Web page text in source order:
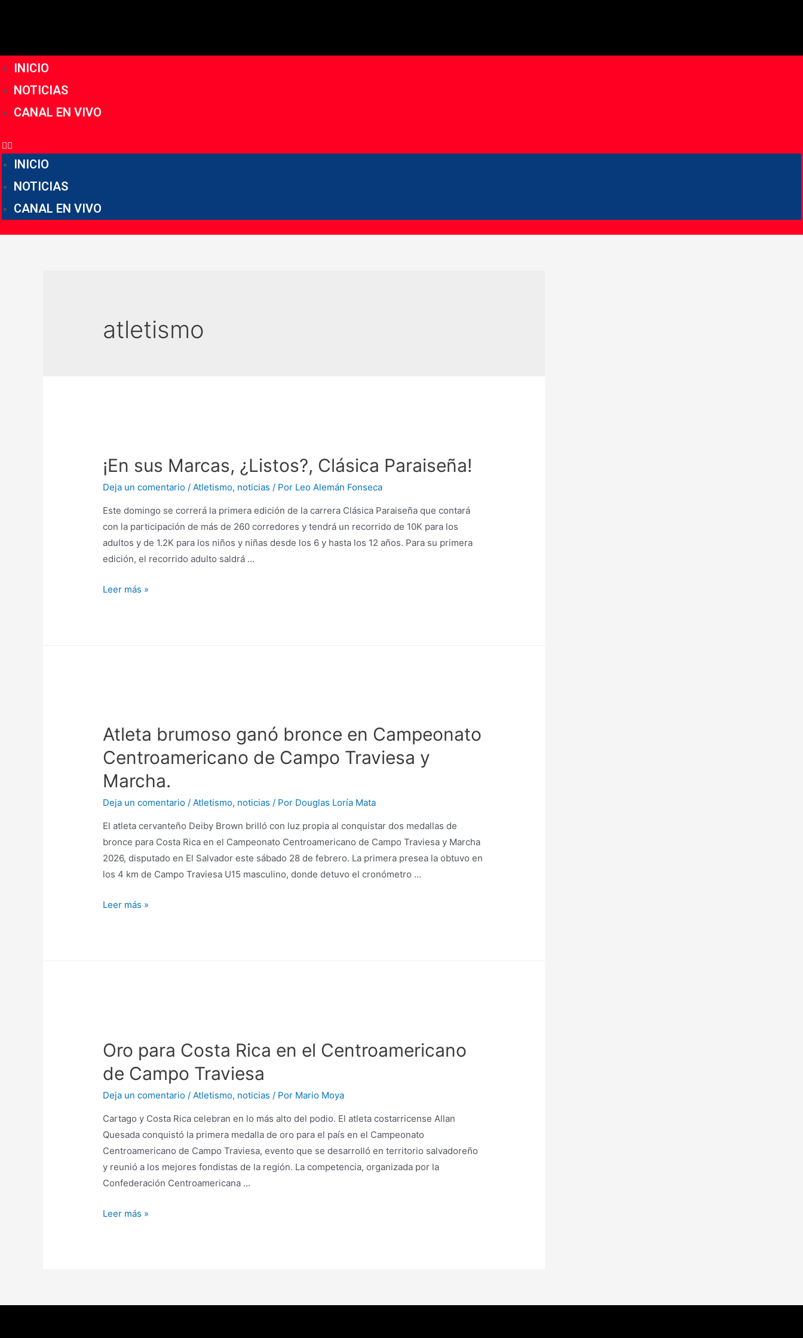
INICIO
NOTICIAS
CANAL EN VIVO
INICIO
NOTICIAS
CANAL EN VIVO
atletismo
¡En sus Marcas, ¿Listos?, Clásica Paraiseña!
Deja un comentario / Atletismo, noticias / Por Leo Alemán Fonseca
Este domingo se correrá la primera edición de la carrera Clásica Paraiseña que contará
con la participación de más de 260 corredores y tendrá un recorrido de 10K para los
adultos y de 1.2K para los niños y niñas desde los 6 y hasta los 12 años. Para su primera
edición, el recorrido adulto saldrá …
Leer más »
Atleta brumoso ganó bronce en Campeonato
Centroamericano de Campo Traviesa y
Marcha.
Deja un comentario /Atletismo, noticias / Por Douglas Loría Mata
El atleta cervanteño Deiby Brown brilló con luz propia al conquistar dos medallas de
bronce para Costa Rica en el Campeonato Centroamericano de Campo Traviesa y Marcha
2026, disputado en El Salvador este sábado 28 de febrero. La primera presea la obtuvo en
los 4 km de Campo Traviesa U15 masculino, donde detuvo el cronómetro …
Leer más »
Oro para Costa Rica en el Centroamericano
de Campo Traviesa
Deja un comentario /Atletismo, noticias / Por Mario Moya
Cartago y Costa Rica celebran en lo más alto del podio. El atleta costarricense Allan
Quesada conquistó la primera medalla de oro para el país en el Campeonato
Centroamericano de Campo Traviesa, evento que se desarrolló en territorio salvadoreño
y reunió a los mejores fondistas de la región. La competencia, organizada por la
Confederación Centroamericana …
Leer más »